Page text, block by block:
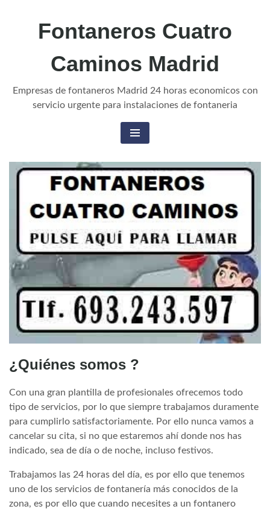
Fontaneros Cuatro
Caminos Madrid
Empresas de fontaneros Madrid 24 horas economicos con
servicio urgente para instalaciones de fontaneria
¿Quiénes somos ?
Con una gran plantilla de profesionales ofrecemos todo
tipo de servicios, por lo que siempre trabajamos duramente
para cumplirlo satisfactoriamente. Por ello nunca vamos a
cancelar su cita, si no que estaremos ahí donde nos has
indicado, sea de día o de noche, incluso festivos.
Trabajamos las 24 horas del día, es por ello que tenemos
uno de los servicios de fontanería más conocidos de la
zona, es por ello que cuando necesites a un fontanero